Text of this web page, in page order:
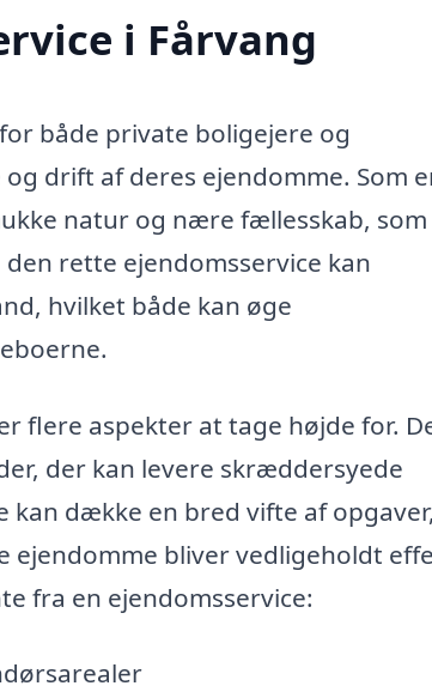
i Fårvang
både private boligejere og
drift af deres ejendomme. Som
natur og nære fællesskab, som
rette ejendomsservice kan
hvilket både kan øge
flere aspekter at tage højde for.
der kan levere skræddersyede
kan dække en bred vifte af
ejendomme bliver vedligeholdt
fra en ejendomsservice: